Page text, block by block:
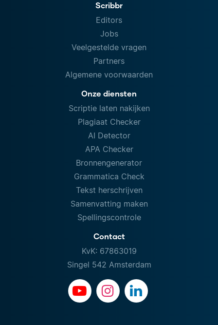
Scribbr
Editors
Jobs
Veelgestelde vragen
Partners
Algemene voorwaarden
Onze diensten
Scriptie laten nakijken
Plagiaat Checker
AI Detector
APA Checker
Bronnengenerator
Grammatica Check
Tekst herschrijven
Samenvatting maken
Spellingscontrole
Contact
KvK: 67863019
Singel 542 Amsterdam